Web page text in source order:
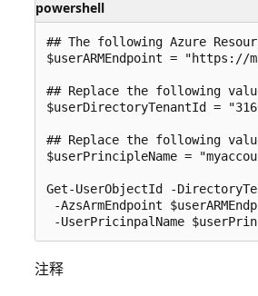
powershell
## The following Azure
$userARMEndpoint = "https://
## Replace the following
$userDirectoryTenantId =
## Replace the following
$userPrincipleName =
Get-UserObjectId -
-AzsArmEndpoint
注释